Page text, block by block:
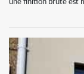
une finition brute est